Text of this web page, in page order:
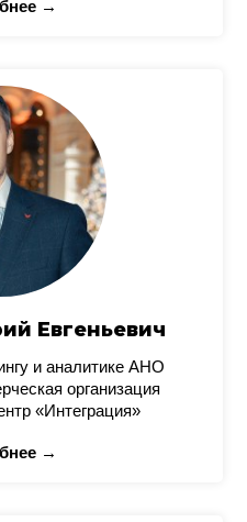
→
Евгеньевич
и аналитике АНО
организация
«Интеграция»
→